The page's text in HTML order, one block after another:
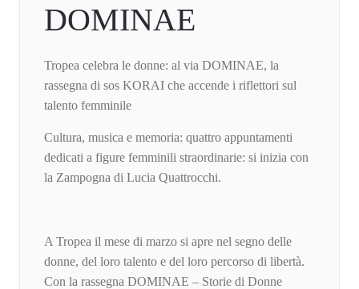
DOMINAE
Tropea celebra le donne: al via DOMINAE, la
rassegna di sos KORAI che accende i riflettori sul
talento femminile
Cultura, musica e memoria: quattro appuntamenti
dedicati a figure femminili straordinarie: si inizia con
la Zampogna di Lucia Quattrocchi.
A Tropea il mese di marzo si apre nel segno delle
donne, del loro talento e del loro percorso di libertà.
Con la rassegna DOMINAE – Storie di Donne